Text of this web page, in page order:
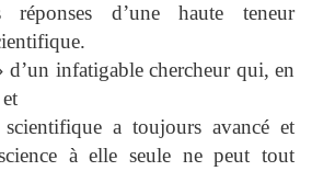
réponses d’une haute teneur
infatigable chercheur qui, en
scientifique a toujours avancé et
à elle seule ne peut tout